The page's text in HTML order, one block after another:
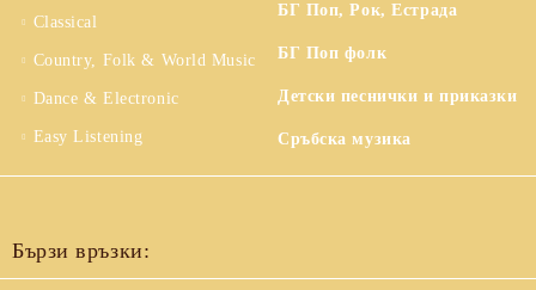
Classical
Country, Folk & World Music
Dance & Electronic
Easy Listening
БГ Поп, Рок, Естрада
БГ Поп фолк
Детски песнички и приказки
Сръбска музика
Бързи връзки: